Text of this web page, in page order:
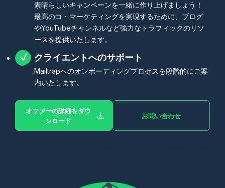
素晴らしいキャンペーンを一緒に作り上げましょう！
最高のコ・マーケティングを実現するために、ブログ
やYouTubeチャンネルなど強力なトラフィックのリソ
ースを提供いたします。
クライエントへのサポート
Mailtrapへのオンボーディングプロセスを段階的にご案
内いたします。
オファーの詳細をダウ
ンロード
お問い合わせ